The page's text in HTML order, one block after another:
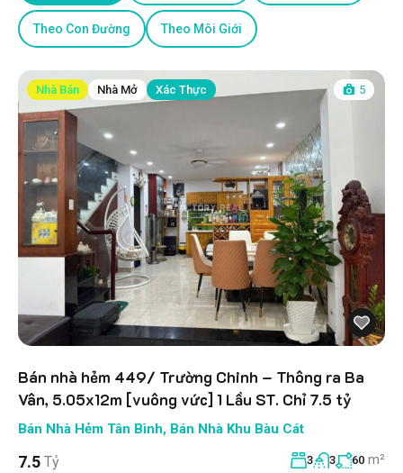
Theo Con Đường Theo Môi Giới
Nhà Bán Nhà Mở Xác Thực 5
Bán nhà hẻm 449/ Trường Chinh – Thông ra Ba
Vân, 5.05x12m [vuông vức] 1 Lầu ST. Chỉ 7.5 tỷ
Bán Nhà Hẻm Tân Bình, Bán Nhà Khu Bàu Cát
7.5 Tỷ 3 3 60 m²